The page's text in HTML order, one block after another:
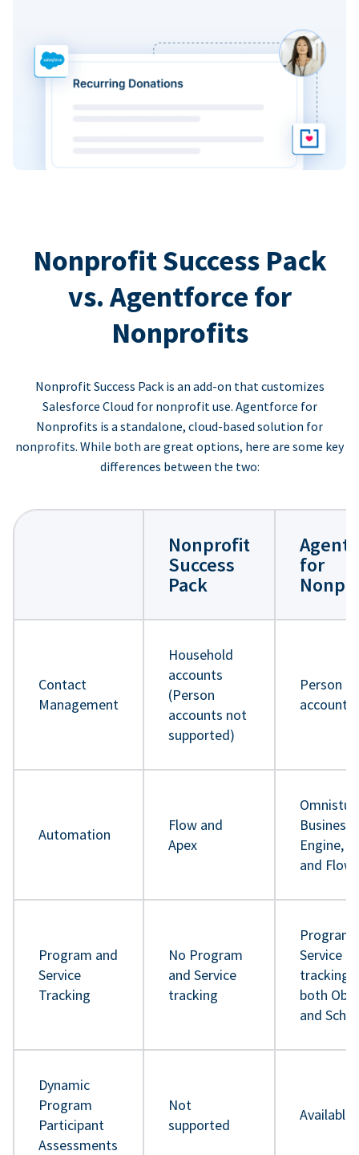
Nonprofit Success Pack
vs. Agentforce for
Nonprofits
Nonprofit Success Pack is an add-on that customizes
Salesforce Cloud for nonprofit use. Agentforce for
Nonprofits is a standalone, cloud-based solution for
nonprofits. While both are great options, here are some key
differences between the two:
Nonprofit
Success
Pack
for
Contact
Management
Household
accounts
(Person
accounts not
supported)
Person
accounts
Automation
Flow and
Apex
Business
Engine,
and Flow
Program and
Service
Tracking
No Program
and Service
tracking
Program
Service
tracking
both
and
Dynamic
Program
Participant
Assessments
Not
supported
Available